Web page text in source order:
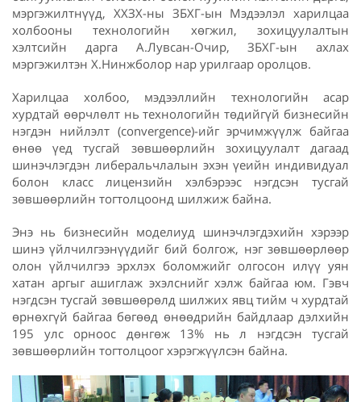
мэргэжилтнүүд, ХХЗХ-ны ЗБХГ-ын Мэдээлэл харилцаа
холбооны технологийн хөгжил, зохицуулалтын
хэлтсийн дарга А.Лувсан-Очир, ЗБХГ-ын ахлах
мэргэжилтэн Х.Нинжболор нар урилгаар оролцов.
Харилцаа холбоо, мэдээллийн технологийн асар
хурдтай өөрчлөлт нь технологийн төдийгүй бизнесийн
нэгдэн нийлэлт (convergence)-ийг эрчимжүүлж байгаа
өнөө үед тусгай зөвшөөрлийн зохицуулалт дагаад
шинэчлэгдэн либеральчлалын эхэн үеийн индивидуал
болон класс лицензийн хэлбэрээс нэгдсэн тусгай
зөвшөөрлийн тогтолцоонд шилжиж байна.
Энэ нь бизнесийн моделиуд шинэчлэгдэхийн хэрээр
шинэ үйлчилгээнүүдийг бий болгож, нэг зөвшөөрлөөр
олон үйлчилгээ эрхлэх боломжийг олгосон илүү уян
хатан аргыг ашиглаж эхэлснийг хэлж байгаа юм. Гэвч
нэгдсэн тусгай зөвшөөрөлд шилжих явц тийм ч хурдтай
өрнөхгүй байгаа бөгөөд өнөөдрийн байдлаар дэлхийн
195 улс орноос дөнгөж 13% нь л нэгдсэн тусгай
зөвшөөрлийн тогтолцоог хэрэгжүүлсэн байна.